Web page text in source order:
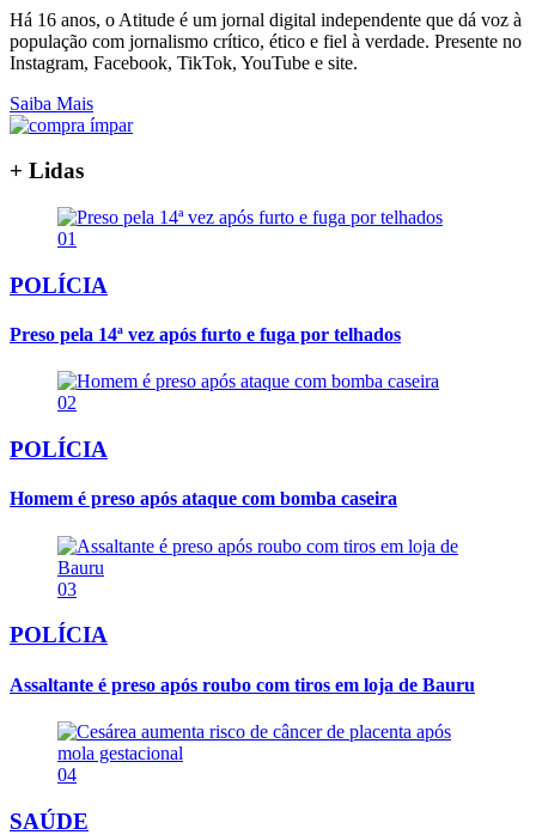
Há 16 anos, o Atitude é um jornal digital independente que dá voz à
população com jornalismo crítico, ético e fiel à verdade. Presente no
Instagram, Facebook, TikTok, YouTube e site.
Saiba Mais
+ Lidas
01
POLÍCIA
Preso pela 14ª vez após furto e fuga por telhados
02
POLÍCIA
Homem é preso após ataque com bomba caseira
03
POLÍCIA
Assaltante é preso após roubo com tiros em loja de Bauru
04
SAÚDE